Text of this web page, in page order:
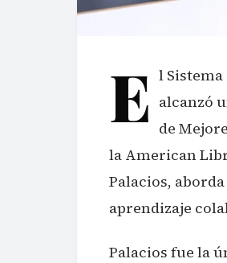
E l Sistema
alcanzó
de
la American
Palacios,
aprendizaje
Palacios fue la